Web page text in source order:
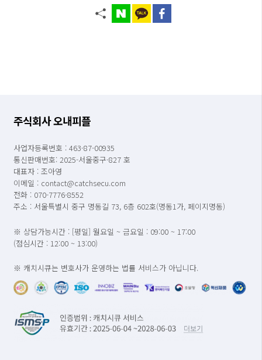
주식회사 오내피플
사업자등록번호 : 463-87-00935
통신판매번호: 2025-서울중구-827 호
대표자 : 조아영
이메일 : contact@catchsecu.com
전화 : 070-7776-8552
주소 : 서울특별시 중구 명동길 73, 6층 602호(명동1가, 페이지명동)
※ 상담가능시간 : [평일] 월요일 ~ 금요일 : 09:00 ~ 17:00
(점심시간 : 12:00 ~ 13:00)
※ 캐치시큐는 변호사가 운영하는 법률 서비스가 아닙니다.